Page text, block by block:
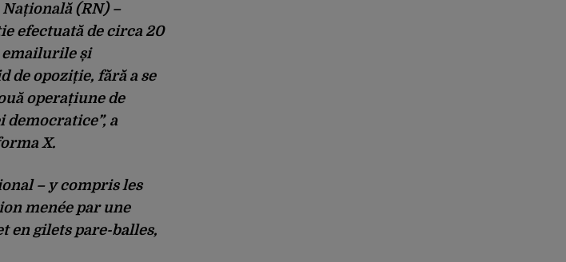
(RN) –
efectuată de circa 20
emailurile și
opoziție, fără a se
operațiune de
a
X.
– y compris les
menée par une
en gilets pare-balles,